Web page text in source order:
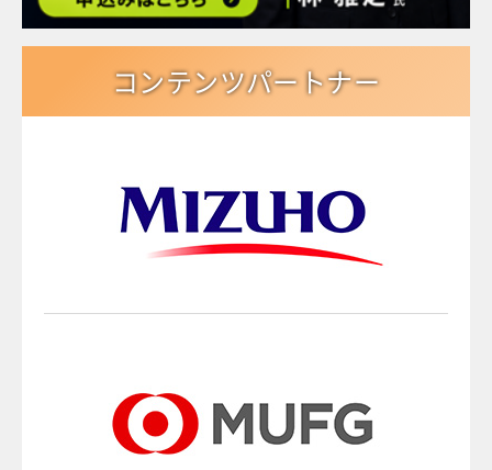
コンテンツパートナー